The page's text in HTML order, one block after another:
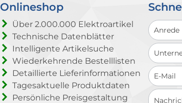
Onlineshop
Über 2.000.000 Elektroartikel
Technische Datenblätter
Intelligente Artikelsuche
Wiederkehrende Bestelllisten
Detaillierte Lieferinformationen
Tagesaktuelle Produktdaten
Persönliche Preisgestaltung